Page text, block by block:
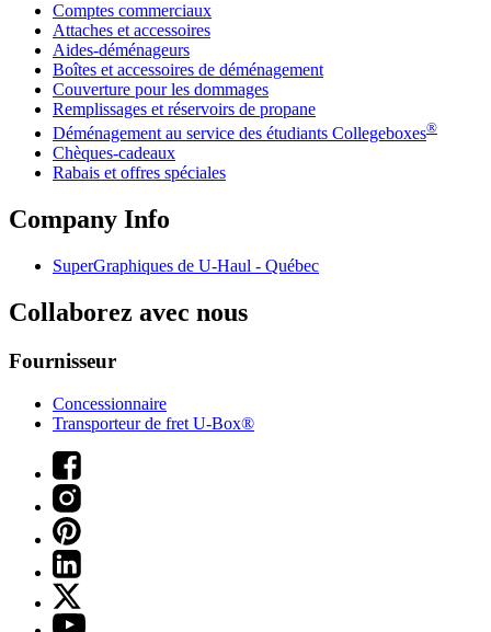
Comptes commerciaux
Attaches et accessoires
Aides-déménageurs
Boîtes et accessoires de déménagement
Couverture pour les dommages
Remplissages et réservoirs de propane
Déménagement au service des étudiants Collegeboxes®
Chèques-cadeaux
Rabais et offres spéciales
Company Info
SuperGraphiques de U-Haul - Québec
Collaborez avec nous
Fournisseur
Concessionnaire
Transporteur de fret U-Box®